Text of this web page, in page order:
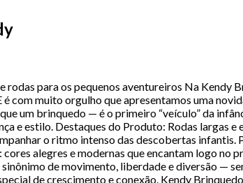
para os pequenos aventureiros Na Kendy
com muito orgulho que apresentamos uma
um brinquedo — é o primeiro “veículo” da
e estilo. Destaques do Produto: Rodas largas
o ritmo intenso das descobertas
alegres e modernas que encantam logo
de movimento, liberdade e diversão —
de crescimento e conexão. Kendy